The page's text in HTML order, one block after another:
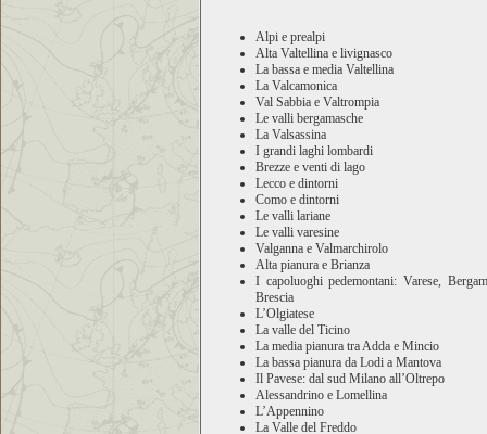
Alpi e prealpi
Alta Valtellina e livignasco
La bassa e media Valtellina
La Valcamonica
Val Sabbia e Valtrompia
Le valli bergamasche
La Valsassina
I grandi laghi lombardi
Brezze e venti di lago
Lecco e dintorni
Como e dintorni
Le valli lariane
Le valli varesine
Valganna e Valmarchirolo
Alta pianura e Brianza
I capoluoghi pedemontani: Varese,
Brescia
L’Olgiatese
La valle del Ticino
La media pianura tra Adda e Mincio
La bassa pianura da Lodi a Mantova
Il Pavese: dal sud Milano all’Oltrepo
Alessandrino e Lomellina
L’Appennino
La Valle del Freddo